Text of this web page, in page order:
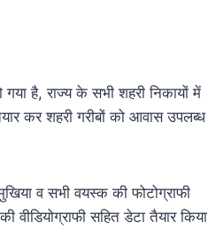
है, राज्य के सभी शहरी निकायों में
कर शहरी गरीबों को आवासउपलब्ध
व सभी वयस्क की फोटोग्राफी
वीडियोग्राफी सहित डेटा तैयार किया